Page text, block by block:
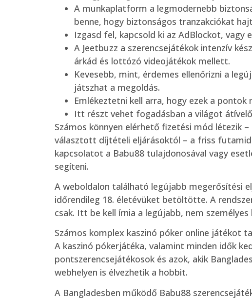
A munkaplatform a legmodernebb
benne, hogy biztonságos tranzakciókat
Izgasd fel, kapcsold ki az AdBlockot, vagy
A Jeetbuzz a szerencsejátékok intenzív
árkád és lottózó videojátékok mellett.
Kevesebb, mint, érdemes ellenőrizni a
játszhat a megoldás.
Emlékeztetni kell arra, hogy ezek a
Itt részt vehet fogadásban a világot
Számos könnyen elérhető fizetési mód létezik
választott díjtételi eljárásoktól – a friss
kapcsolatot a Babu88 tulajdonosával vagy
segíteni.
A weboldalon található legújabb megerősítési
időrendileg 18. életévüket betöltötte. A
csak. Itt be kell írnia a legújabb, nem
Számos komplex kaszinó póker online játékot
A kaszinó pókerjátéka, valamint minden idők
pontszerencsejátékosok és azok, akik
webhelyen is élvezhetik a hobbit.
A Bangladesben működő Babu88